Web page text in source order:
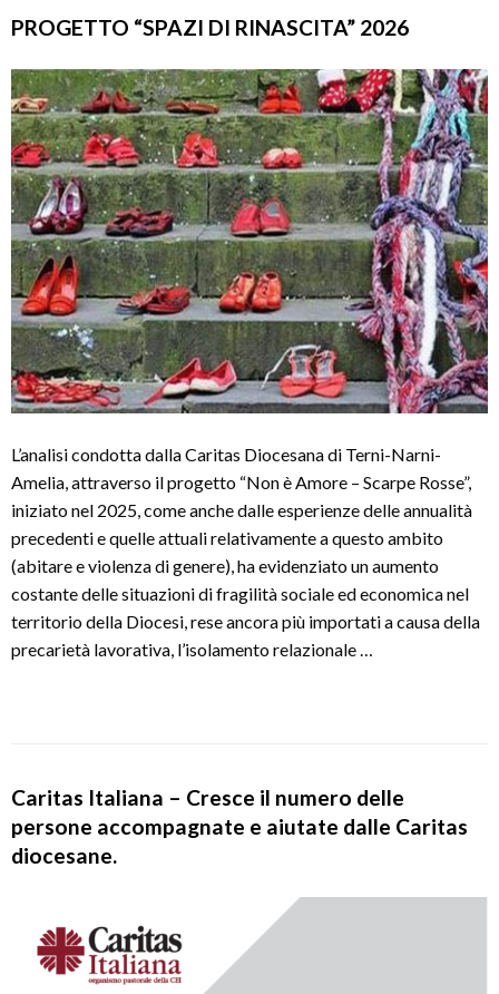
PROGETTO “SPAZI DI RINASCITA” 2026
L’analisi condotta dalla Caritas Diocesana di Terni-Narni-
Amelia, attraverso il progetto “Non è Amore – Scarpe Rosse”,
iniziato nel 2025, come anche dalle esperienze delle annualità
precedenti e quelle attuali relativamente a questo ambito
(abitare e violenza di genere), ha evidenziato un aumento
costante delle situazioni di fragilità sociale ed economica nel
territorio della Diocesi, rese ancora più importati a causa della
precarietà lavorativa, l’isolamento relazionale …
Caritas Italiana – Cresce il numero delle
persone accompagnate e aiutate dalle Caritas
diocesane.